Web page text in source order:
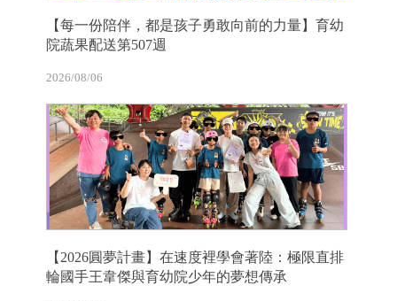
【每一份陪伴，都是孩子勇敢向前的力量】育幼
院蔬果配送第507週
2026/08/06
【2026圓夢計畫】在速度裡學會著陸：極限直排
輪國手王韋傑與育幼院少年的夢想傳承